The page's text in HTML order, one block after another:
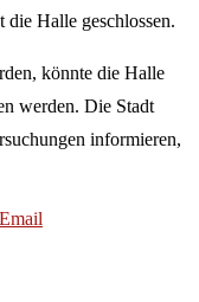
Halle geschlossen.
könnte die Halle
werden. Die Stadt
informieren,
Email